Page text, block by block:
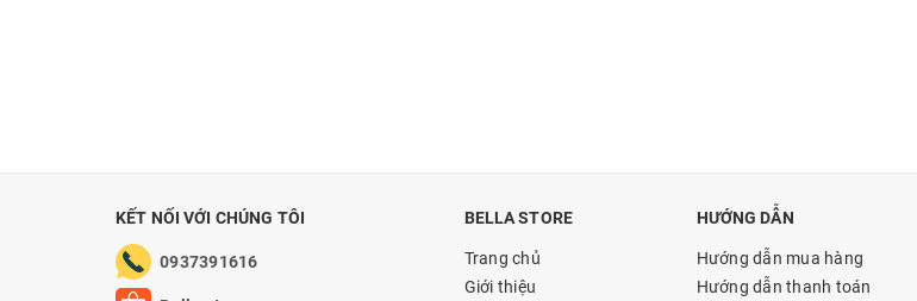
KẾT NỐI VỚI CHÚNG TÔI
0937391616
BELLA STORE
Trang chủ
Giới thiệu
HƯỚNG DẪN
Hướng dẫn mua hàng
Hướng dẫn thanh toán